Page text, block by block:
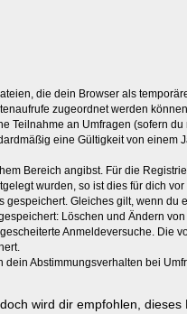
die dein Browser als
zugeordnet werden
an Umfragen (sofern
eine Gültigkeit von einem
Bereich angibst. Für die
wurden, so ist dies für dich vor
Gleiches gilt, wenn du
Löschen und Ändern
Anmeldeversuche. Die
Abstimmungsverhalten bei
wird dir empfohlen,